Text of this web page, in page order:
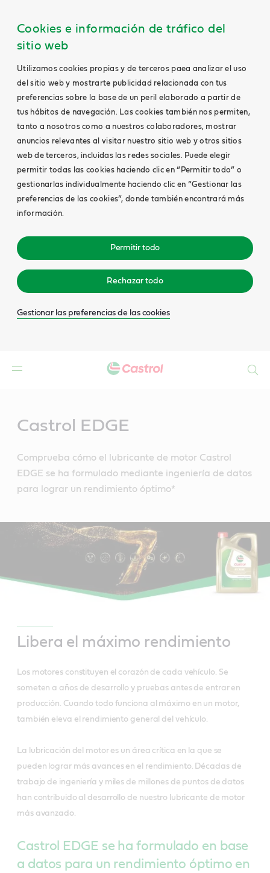
Cookies e información de tráfico del
sitio web
Utilizamos cookies propias y de terceros paea analizar el uso
del sitio web y mostrarte publicidad relacionada con tus
preferencias sobre la base de un peril elaborado a partir de
tus hábitos de navegación. Las cookies también nos permiten,
tanto a nosotros como a nuestros colaboradores, mostrar
anuncios relevantes al visitar nuestro sitio web y otros sitios
web de terceros, incluidas las redes sociales. Puede elegir
permitir todas las cookies haciendo clic en “Permitir todo” o
gestionarlas individualmente haciendo clic en “Gestionar las
preferencias de las cookies”, donde también encontrará más
información.
Permitir todo
Rechazar todo
Gestionar las preferencias de las cookies
Castrol EDGE
Comprueba cómo el lubricante de motor Castrol
EDGE se ha formulado mediante ingeniería de datos
para lograr un rendimiento óptimo*
Libera el máximo rendimiento
Los motores constituyen el corazón de cada vehículo. Se
someten a años de desarrollo y pruebas antes de entrar en
producción. Cuando todo funciona al máximo en un motor,
también eleva el rendimiento general del vehículo.
La lubricación del motor es un área crítica en la que se
pueden lograr más avances en el rendimiento. Décadas de
trabajo de ingeniería y miles de millones de puntos de datos
han contribuido al desarrollo de nuestro lubricante de motor
más avanzado.
Castrol EDGE se ha formulado en base
a datos para un rendimiento óptimo en